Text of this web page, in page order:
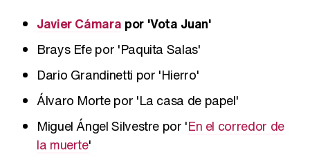
Javier Cámara por 'Vota Juan'
Brays Efe por 'Paquita Salas'
Dario Grandinetti por 'Hierro'
Álvaro Morte por 'La casa de papel'
Miguel Ángel Silvestre por 'En el corredor de
la muerte'